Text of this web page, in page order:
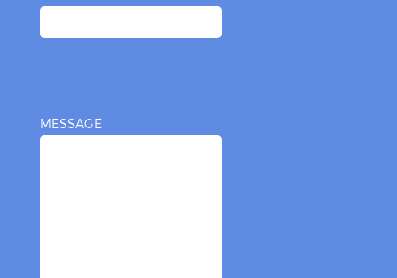
MESSAGE